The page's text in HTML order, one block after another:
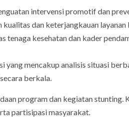
intervensi promotif dan
dan keterjangkauan layanan
tenaga kesehatan dan kader
yang mencakup analisis situasi
berkala.
program dan kegiatan stunting.
partisipasi masyarakat.